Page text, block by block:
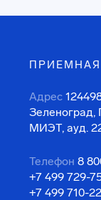
Адрес
МИЭТ, ауд.
Телефон 8
+7 499 729-
+7 499 710-